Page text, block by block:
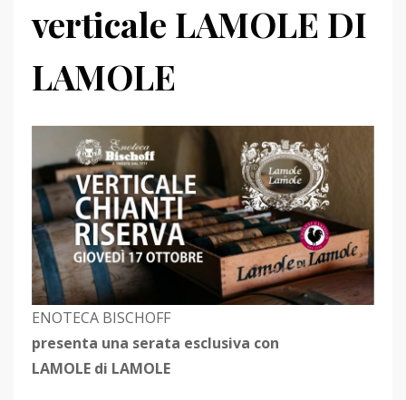
verticale LAMOLE DI
LAMOLE
ENOTECA BISCHOFF
presenta una serata esclusiva con
LAMOLE di LAMOLE